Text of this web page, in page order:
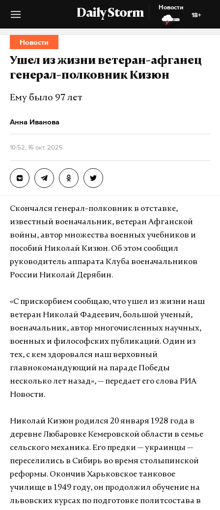
Daily Storm
Новости
18+
Новости
Ушел из жизни ветеран-афганец
генерал-полковник Кизюн
Ему было 97 лет
Анна Иванова
10:52, 16 окт. 2025
Скончался генерал-полковник в отставке,
известный военачальник, ветеран Афганской
войны, автор множества военных учебников и
пособий Николай Кизюн. Об этом сообщил
руководитель аппарата Клуба военачальников
России Николай Дерябин.
«С прискорбием сообщаю, что ушел из жизни наш
ветеран Николай Фадеевич, большой ученый,
военачальник, автор многочисленных научных,
военных и философских публикаций. Один из
тех, с кем здоровался наш верховный
главнокомандующий на параде Победы
несколько лет назад», — передает его слова РИА
Новости.
Николай Кизюн родился 20 января 1928 года в
деревне Любаровке Кемеровской области в семье
сельского механика. Его предки — украинцы —
переселились в Сибирь во время столыпинской
реформы. Окончив Харьковское танковое
училище в 1949 году, он продолжил обучение на
львовских курсах по подготовке политсостава в